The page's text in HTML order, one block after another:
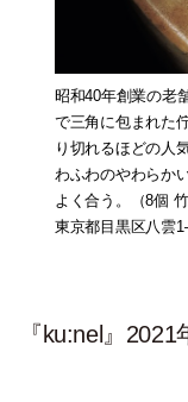
昭和40年創業の老
で三角に包まれた
り切れるほどの人
わふわのやわらか
よく合う。（8個
東京都目黒区八雲
『ku:nel』